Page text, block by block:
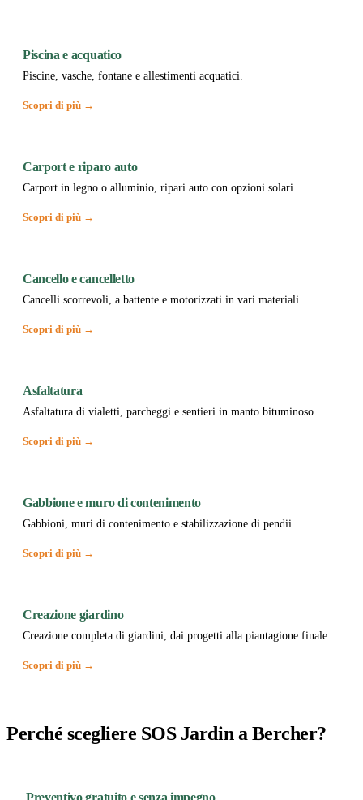
Piscina e acquatico
Piscine, vasche, fontane e allestimenti acquatici.
Scopri di più →
Carport e riparo auto
Carport in legno o alluminio, ripari auto con opzioni solari.
Scopri di più →
Cancello e cancelletto
Cancelli scorrevoli, a battente e motorizzati in vari materiali.
Scopri di più →
Asfaltatura
Asfaltatura di vialetti, parcheggi e sentieri in manto bituminoso.
Scopri di più →
Gabbione e muro di contenimento
Gabbioni, muri di contenimento e stabilizzazione di pendii.
Scopri di più →
Creazione giardino
Creazione completa di giardini, dai progetti alla piantagione finale.
Scopri di più →
Perché scegliere SOS Jardin a Bercher?
Preventivo gratuito e senza impegno